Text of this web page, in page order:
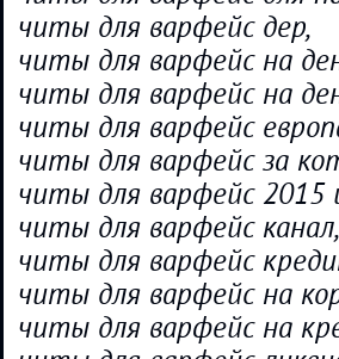
читы для варфейс дер,
читы для варфейс на
читы для варфейс на
читы для варфейс
читы для варфейс за
читы для варфейс 2015
читы для варфейс канал,
читы для варфейс
читы для варфейс на
читы для варфейс на